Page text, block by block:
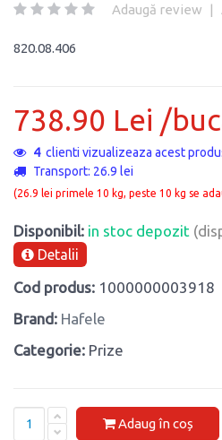
Adaugă review |
820.08.406
738.90
4clienti vizualizeaza acest
Transport: 26.9 lei
(26.9 lei primele 10 kg, peste 10 kg se
Disponibil: in stoc depozit
Detalii
Cod produs: 1000000003918
Brand: Hafele
Categorie: Prize
Adaug în coș